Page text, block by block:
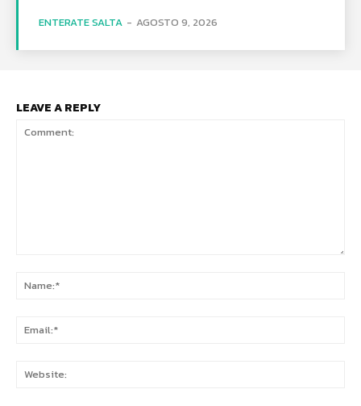
ENTERATE SALTA - AGOSTO 9, 2026
LEAVE A REPLY